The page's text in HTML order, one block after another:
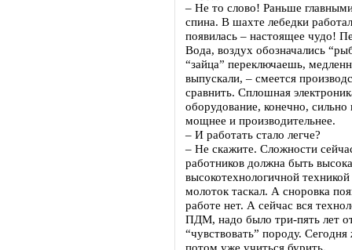
– Не то слово! Раньше
спина. В шахте лебедки
появилась – настоящее чудо!
Вода, воздух обозначались
“зайца” переключаешь,
выпускали, – смеется
сравнить. Сплошная
оборудование, конечно,
мощнее и производительнее.
– И работать стало легче?
– Не скажите. Сложности
работников должна быть
высокотехнологичной
молоток таскал. А сноровка
работе нет. А сейчас вся
ПДМ, надо было три-пять лет
“чувствовать” породу.
потом уже учиться бурить.